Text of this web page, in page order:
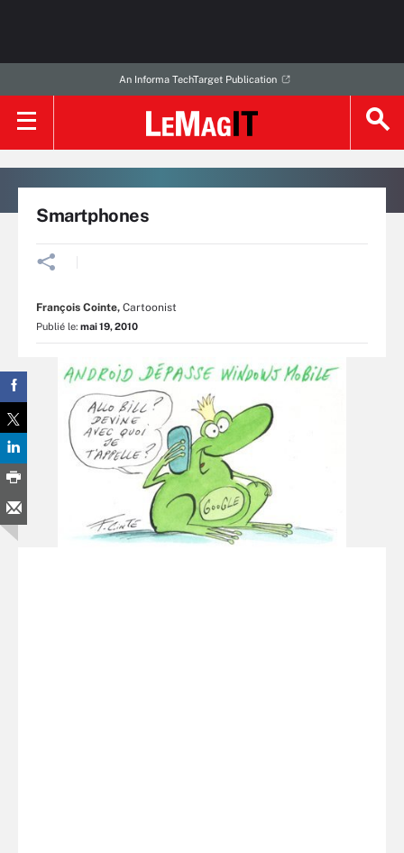
An Informa TechTarget Publication
Smartphones
François Cointe, Cartoonist
Publié le: mai 19, 2010